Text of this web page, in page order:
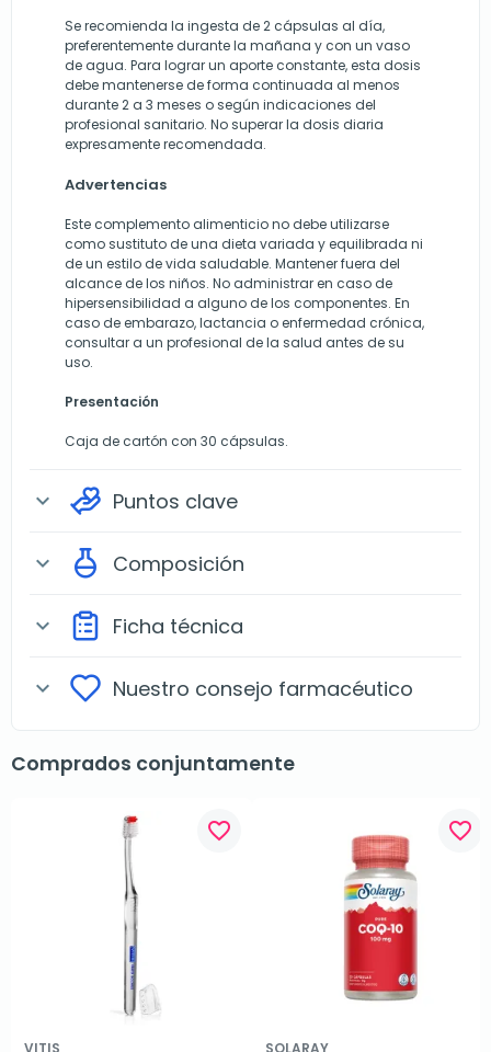
Se recomienda la ingesta de 2 cápsulas al día,
preferentemente durante la mañana y con un vaso
de agua. Para lograr un aporte constante, esta dosis
debe mantenerse de forma continuada al menos
durante 2 a 3 meses o según indicaciones del
profesional sanitario. No superar la dosis diaria
expresamente recomendada.
Advertencias
Este complemento alimenticio no debe utilizarse
como sustituto de una dieta variada y equilibrada ni
de un estilo de vida saludable. Mantener fuera del
alcance de los niños. No administrar en caso de
hipersensibilidad a alguno de los componentes. En
caso de embarazo, lactancia o enfermedad crónica,
consultar a un profesional de la salud antes de su
uso.
Presentación
Caja de cartón con 30 cápsulas.
expand_more Puntos clave
expand_more Composición
expand_more Ficha técnica
expand_more Nuestro consejo farmacéutico
Comprados conjuntamente
favorite_border favorite_border